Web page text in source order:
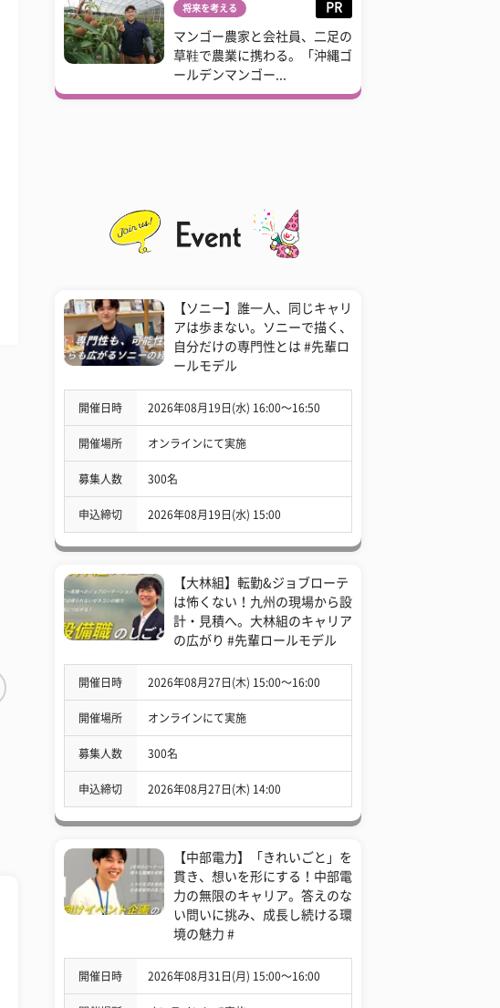
将来を考える PR
マンゴー農家と会社員、二足の
草鞋で農業に携わる。「沖縄ゴ
ールデンマンゴー...
【ソニー】誰一人、同じキャリ
アは歩まない。ソニーで描く、
自分だけの専門性とは #先輩ロ
ールモデル
開催日時 2026年08月19日(水) 16:00〜16:50
開催場所 オンラインにて実施
募集人数 300名
申込締切 2026年08月19日(水) 15:00
【大林組】転勤&ジョブローテ
は怖くない！九州の現場から設
計・見積へ。大林組のキャリア
の広がり #先輩ロールモデル
開催日時 2026年08月27日(木) 15:00〜16:00
開催場所 オンラインにて実施
募集人数 300名
申込締切 2026年08月27日(木) 14:00
【中部電力】「きれいごと」を
貫き、想いを形にする！中部電
力の無限のキャリア。答えのな
い問いに挑み、成長し続ける環
境の魅力 #
開催日時 2026年08月31日(月) 15:00〜16:00